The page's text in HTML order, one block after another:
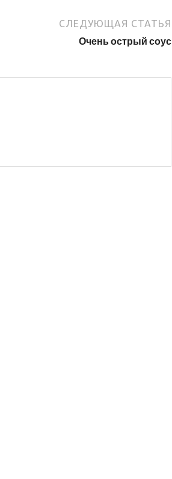
СЛЕДУЮЩАЯ СТАТЬЯ
Очень острый соус